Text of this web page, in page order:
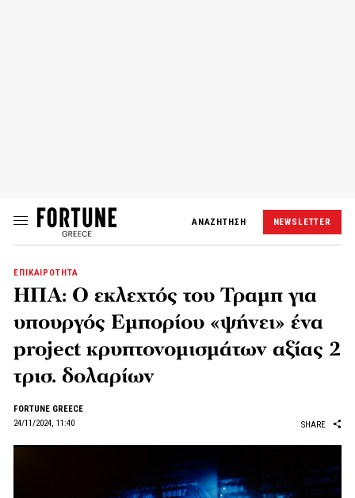
ΑΝΑΖΗΤΗΣΗ NEWSLETTER
ΕΠΙΚΑΙΡΟΤΗΤΑ
ΗΠΑ: Ο εκλεχτός του Τραμπ για
υπουργός Εμπορίου «ψήνει» ένα
project κρυπτονομισμάτων αξίας 2
τρισ. δολαρίων
FORTUNE GREECE
24/11/2024, 11:40
SHARE